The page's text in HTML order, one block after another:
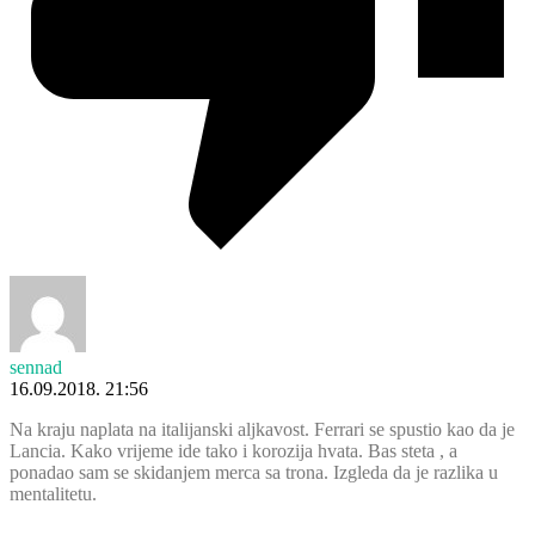
sennad
16.09.2018. 21:56
Na kraju naplata na italijanski aljkavost. Ferrari se spustio kao da je
Lancia. Kako vrijeme ide tako i korozija hvata. Bas steta , a
ponadao sam se skidanjem merca sa trona. Izgleda da je razlika u
mentalitetu.